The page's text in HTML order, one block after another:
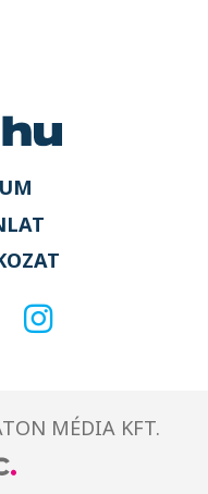
MÉDIA KFT.